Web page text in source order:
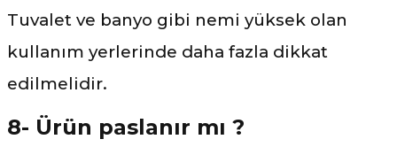
Tuvalet ve banyo gibi nemi yüksek olan
kullanım yerlerinde daha fazla dikkat
edilmelidir.
8- Ürün paslanır mı ?